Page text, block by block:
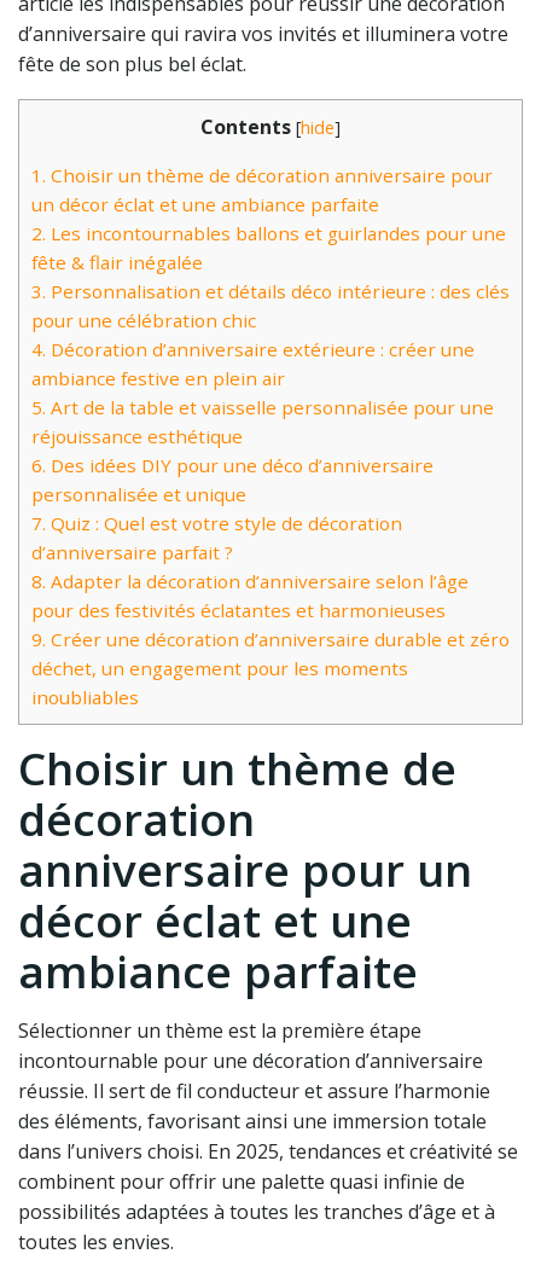
d’anniversaire qui ravira vos invités et illuminera votre
fête de son plus bel éclat.
Contents [hide]
1. Choisir un thème de décoration anniversaire pour
un décor éclat et une ambiance parfaite
2. Les incontournables ballons et guirlandes pour une
fête & flair inégalée
3. Personnalisation et détails déco intérieure : des clés
pour une célébration chic
4. Décoration d’anniversaire extérieure : créer une
ambiance festive en plein air
5. Art de la table et vaisselle personnalisée pour une
réjouissance esthétique
6. Des idées DIY pour une déco d’anniversaire
personnalisée et unique
7. Quiz : Quel est votre style de décoration
d’anniversaire parfait ?
8. Adapter la décoration d’anniversaire selon l’âge
pour des festivités éclatantes et harmonieuses
9. Créer une décoration d’anniversaire durable et zéro
déchet, un engagement pour les moments
inoubliables
Choisir un thème de
décoration
anniversaire pour un
décor éclat et une
ambiance parfaite
Sélectionner un thème est la première étape
incontournable pour une décoration d’anniversaire
réussie. Il sert de fil conducteur et assure l’harmonie
des éléments, favorisant ainsi une immersion totale
dans l’univers choisi. En 2025, tendances et créativité se
combinent pour offrir une palette quasi infinie de
possibilités adaptées à toutes les tranches d’âge et à
toutes les envies.